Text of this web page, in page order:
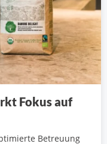
Fokus auf
Betreuung